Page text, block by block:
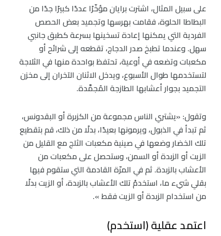
على سبيل المثال، اشترت برايان مؤخّرًا عددًا كبيرًا جدًا من
البطاطا الحلوة، فقامت بهرسها وتجميد بعض الحصص
الفردية التي يمكنها إعادة تسخينها بسرعة كطبق جانبي
سهل. وعندما تطبخ صدر الدجاج، تقطعه إلى شرائح أو
مكعبات وتضعه في أوعية، تحتفظ بواحدة منها في الثلاجة
لتستخدمها طوال الأسبوع، ويدخل الاثنان الآخران إلى مخزن
التجميد بجوار أعشابها الطازجة المُجمَّدة.
وتقول: «يشتري الناس مجموعة من الكزبرة أو البقدونس،
ثم تبدأ في الذبول، ويرمونها بعيدًا، بدلًا من ذلك، قم بتقطيع
تلك الخضار وضعها في صينية مكعبات الثلج مع القليل من
الزيت أو الزبدة أو السمن، وستحصل على مكعبات من
الأعشاب بالزبدة. ثم في المرّة القادمة التي ستقوم فيها
بقلي شيء ما، استخدمْ تلك الأعشاب بالزبدة، أو الزيت بدلًا
من استخدام الزبدة أو الزيت فقط ».
اعتمد عقلية (استخدم)